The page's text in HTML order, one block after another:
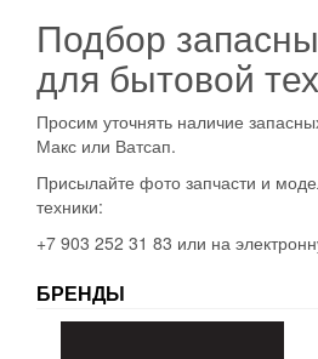
Подбор
для бытовой
Просим уточнять наличие
Макс или Ватсап.
Присылайте фото запчасти и
техники:
+7 903 252 31 83 или на
БРЕНДЫ